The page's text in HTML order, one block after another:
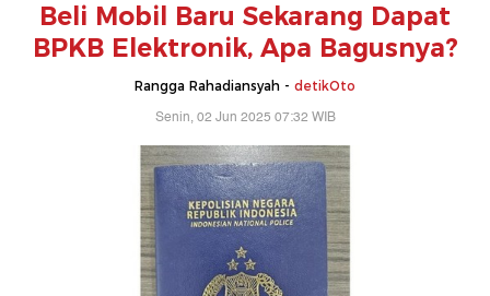
Beli Mobil Baru Sekarang Dapat
BPKB Elektronik, Apa Bagusnya?
Rangga Rahadiansyah - detikOto
Senin, 02 Jun 2025 07:32 WIB